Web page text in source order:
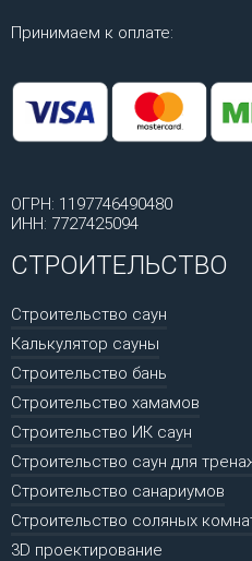
Принимаем к оплате:
ОГРН: 1197746490480
ИНН: 7727425094
СТРОИТЕЛЬСТВО
Строительство саун
Калькулятор сауны
Строительство бань
Строительство хамамов
Строительство ИК саун
Строительство саун для
Строительство санариумов
Строительство соляных
3D проектирование